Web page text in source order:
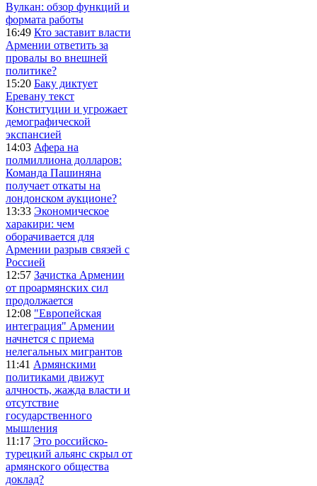
Вулкан: обзор функций и
формата работы
16:49 Кто заставит власти
Армении ответить за
провалы во внешней
политике?
15:20 Баку диктует
Еревану текст
Конституции и угрожает
демографической
экспансией
14:03 Афера на
полмиллиона долларов:
Команда Пашиняна
получает откаты на
лондонском аукционе?
13:33 Экономическое
харакири: чем
оборачивается для
Армении разрыв связей с
Россией
12:57 Зачистка Армении
от проармянских сил
продолжается
12:08 "Европейская
интеграция" Армении
начнется с приема
нелегальных мигрантов
11:41 Армянскими
политиками движут
алчность, жажда власти и
отсутствие
государственного
мышления
11:17 Это российско-
турецкий альянс скрыл от
армянского общества
доклад?